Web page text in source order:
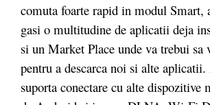
comuta foarte rapid in modul Smart,
gasi o multitudine de aplicatii deja
si un Market Place unde va trebui sa
pentru a descarca noi si alte aplicatii.
suporta conectare cu alte dispozitive